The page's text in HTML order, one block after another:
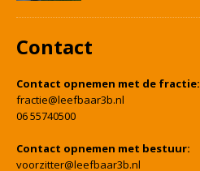
Contact
Contact opnemen met de fractie:
fractie@leefbaar3b.nl
06 55740500
Contact opnemen met bestuur:
voorzitter@leefbaar3b.nl